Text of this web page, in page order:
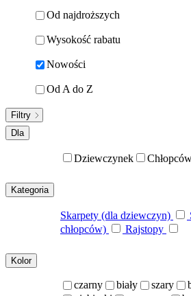
Od najdroższych
Wysokość rabatu
Nowości
Od A do Z
Filtry
Dla
Dziewczynek
Kategoria
Skarpety (dla dziewczyn)
chłopców)
Rajstopy
Kolor
czarny biały szary